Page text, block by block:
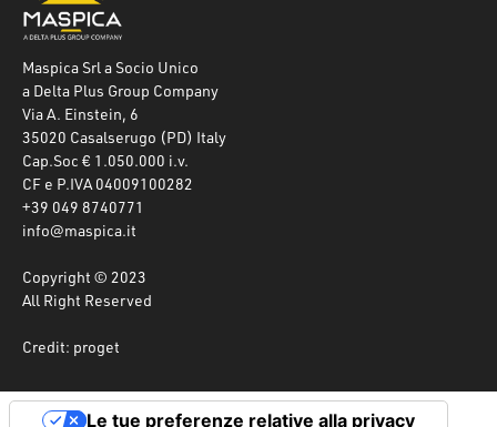
Maspica Srl a Socio Unico
a Delta Plus Group Company
Via A. Einstein, 6
35020 Casalserugo (PD) Italy
Cap.Soc € 1.050.000 i.v.
CF e P.IVA 04009100282
+39 049 8740771
info@maspica.it
Copyright © 2023
All Right Reserved
Credit: proget
Le tue preferenze relative alla privacy